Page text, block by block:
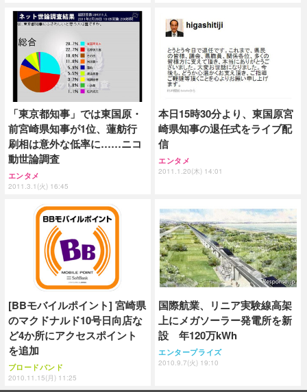
「東京都知事」では東国原・
前宮崎県知事が1位、蓮舫行
刷相は意外な低率に……ニコ
動世論調査
エンタメ
2011.3.1(火) 16:45
本日15時30分より、東国原宮
崎県知事の退任式をライブ配
信
エンタメ
2011.1.20(木) 14:01
[BBモバイルポイント] 宮崎県
のマクドナルド10号日向店な
ど4か所にアクセスポイント
を追加
ブロードバンド
2010.11.15(月) 11:25
国際航業、リニア実験線高架
上にメガソーラー発電所を新
設 年120万kWh
エンタープライズ
2010.9.7(火) 19:10